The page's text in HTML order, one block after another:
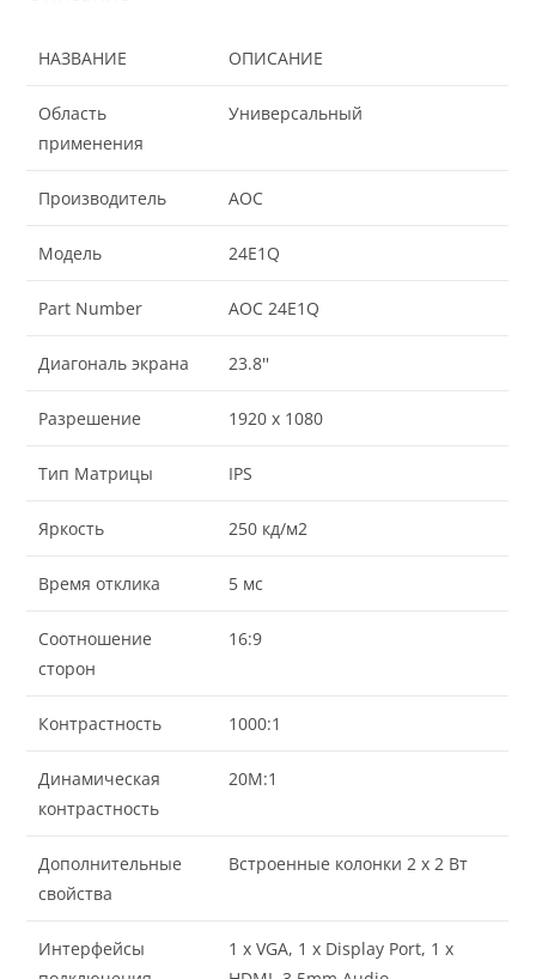
НАЗВАНИЕ ОПИСАНИЕ
Область
применения
Универсальный
Производитель AOC
Модель 24E1Q
Part Number AOC 24E1Q
Диагональ экрана 23.8''
Разрешение 1920 x 1080
Тип Матрицы IPS
Яркость 250 кд/м2
Время отклика 5 мс
Соотношение
сторон
16:9
Контрастность 1000:1
Динамическая
контрастность
20M:1
Дополнительные
свойства
Встроенные колонки 2 x 2 Вт
Интерфейсы
1 x VGA, 1 x Display Port, 1 x